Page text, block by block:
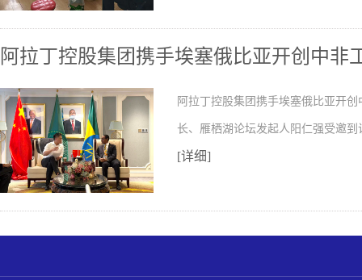
阿拉丁控股集团携手埃塞俄比亚开创中非
阿拉丁控股集团携手埃塞俄比亚开
长、雁栖湖论坛发起人阳仁强受邀
[详细]